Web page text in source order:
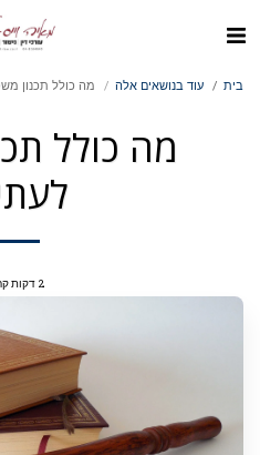
בית עוד בנושאים אלה מה כולל תכנון
מה כולל
2 דקות קריאה